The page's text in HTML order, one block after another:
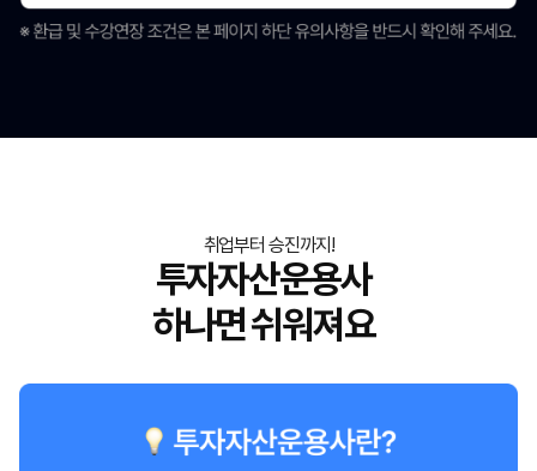
취업부터 승진까지!
투자자산운용사
하나면 쉬워져요